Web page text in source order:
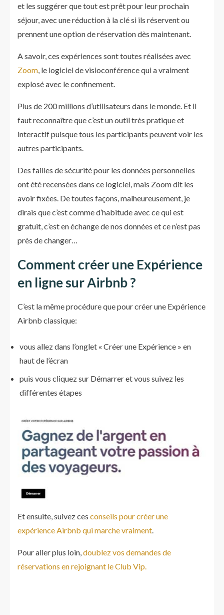
et les suggérer que tout est prêt pour leur prochain
séjour, avec une réduction à la clé si ils réservent ou
prennent une option de réservation dès maintenant.
A savoir, ces expériences sont toutes réalisées avec
Zoom, le logiciel de visioconférence qui a vraiment
explosé avec le confinement.
Plus de 200 millions d’utilisateurs dans le monde. Et il
faut reconnaître que c’est un outil très pratique et
interactif puisque tous les participants peuvent voir les
autres participants.
Des failles de sécurité pour les données personnelles
ont été recensées dans ce logiciel, mais Zoom dit les
avoir fixées. De toutes façons, malheureusement, je
dirais que c’est comme d’habitude avec ce qui est
gratuit, c’est en échange de nos données et ce n’est pas
près de changer…
Comment créer une Expérience
en ligne sur Airbnb ?
C’est la même procédure que pour créer une Expérience
Airbnb classique:
vous allez dans l’onglet « Créer une Expérience » en
haut de l’écran
puis vous cliquez sur Démarrer et vous suivez les
différentes étapes
Et ensuite, suivez ces conseils pour créer une
expérience Airbnb qui marche vraiment.
Pour aller plus loin,doublez vos demandes de
réservations en rejoignant le Club Vip.